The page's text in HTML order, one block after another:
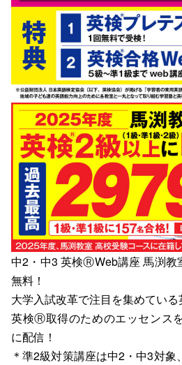
中2・中3 英検ⓇWeb講座 馬渕教
無料！
大学入試改革で注目を集めてい
英検Ⓡ取得のためのエッセンス
に配信！
＊準2級対策講座は中2・中3対